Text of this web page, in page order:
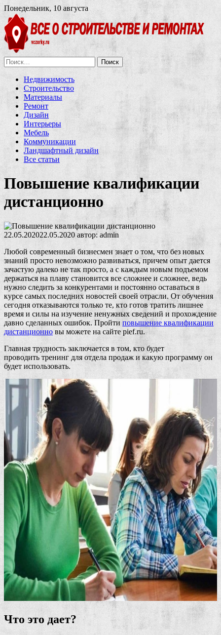
Понедельник, 10 августа
Найти:
Недвижимость
Строительство
Материалы
Ремонт
Дизайн
Интерьеры
Мебель
Коммуникации
Ландшафтный дизайн
Все статьи
Повышение квалификации
дистанционно
22.05.202022.05.2020автор: admin
Любой современный бизнесмен знает о том, что без новых
знаний просто невозможно развиваться, причем опыт дается
зачастую далеко не так просто, а с каждым новым подъемом
держаться на плаву становится все сложнее и сложнее, ведь
нужно следить за конкурентами и постоянно оставаться в
курсе самых последних новостей своей отрасли. От обучения
сегодня отказываются только те, кто готов тратить лишнее
время и силы на изучение ненужных сведений и прохождение
давно сделанных ошибок. Пройти повышение квалификации
дистанционно вы можете на сайте pief.ru.
Главная трудность заключается в том, кто будет
проводить тренинг для отдела продаж и какую программу он
будет использовать.
Что это дает?